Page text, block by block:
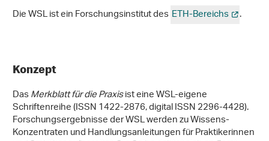
Die WSL ist ein Forschungsinstitut desETH-Bereichs .
Konzept
DasMerkblatt für die Praxisist eine WSL-eigene
Schriftenreihe (ISSN 1422-2876, digital ISSN 2296-4428).
Forschungsergebnisse der WSL werden zu Wissens-
Konzentraten und Handlungsanleitungen für Praktikerinnen